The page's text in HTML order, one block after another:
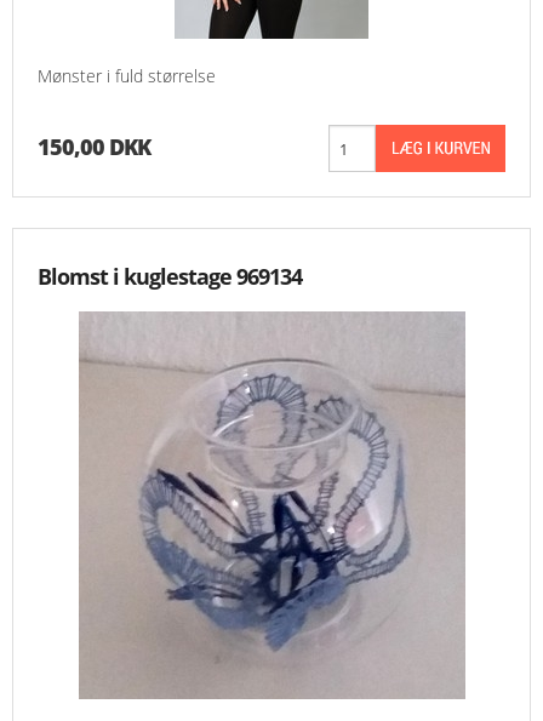
Mønster i fuld størrelse
150,00 DKK
Blomst i kuglestage 969134